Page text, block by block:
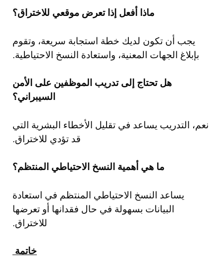
ماذا أفعل إذا تعرض موقعي للاختراق؟
يجب أن تكون لديك خطة استجابة سريعة، وتقوم
بإبلاغ الجهات المعنية، واستعادة النسخ الاحتياطية.
هل تحتاج إلى تدريب الموظفين على الأمن
السيبراني؟
نعم، التدريب يساعد في تقليل الأخطاء البشرية التي
قد تؤدي للاختراق.
ما هي أهمية النسخ الاحتياطي المنتظم؟
يساعد النسخ الاحتياطي المنتظم في استعادة
البيانات بسهولة في حال فقدانها أو تعرضها
للاختراق.
خاتمة